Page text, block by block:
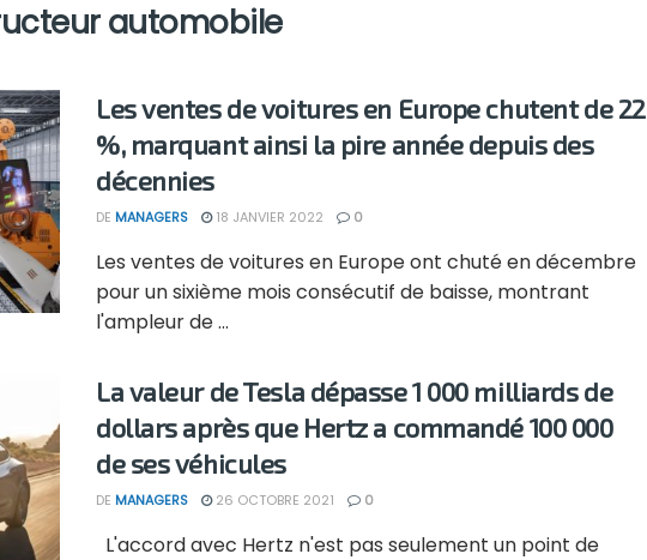
automobile
Les ventes de voitures en Europe chutent de 22
%, marquant ainsi la pire année depuis des
décennies
DE MANAGERS 18 JANVIER 2022 0
Les ventes de voitures en Europe ont chuté en décembre
pour un sixième mois consécutif de baisse, montrant
l'ampleur de ...
La valeur de Tesla dépasse 1 000 milliards de
dollars après que Hertz a commandé 100 000
de ses véhicules
DE MANAGERS 26 OCTOBRE 2021 0
L'accord avec Hertz n'est pas seulement un point de